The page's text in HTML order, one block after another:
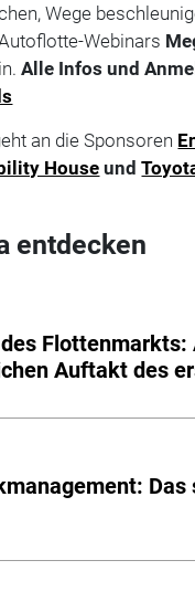
Wege
Webinars
Alle Infos und
an die Sponsoren
House und
entdecken
Auftakt des
Das